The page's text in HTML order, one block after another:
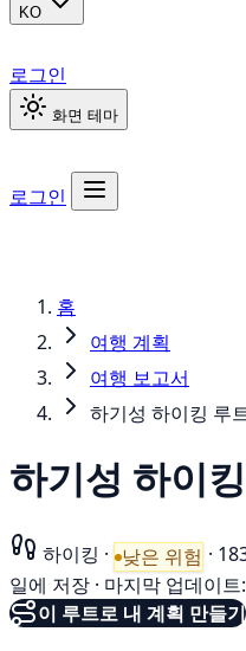
KO
로그인
화면 테마
로그인
홈
여행 계획
여행 보고서
하기성 하이킹 루
하기성 하이
하이킹 · 낮은 위험 ·
일에 저장 · 마지막 업데이
이 루트로 내 계획 만들기